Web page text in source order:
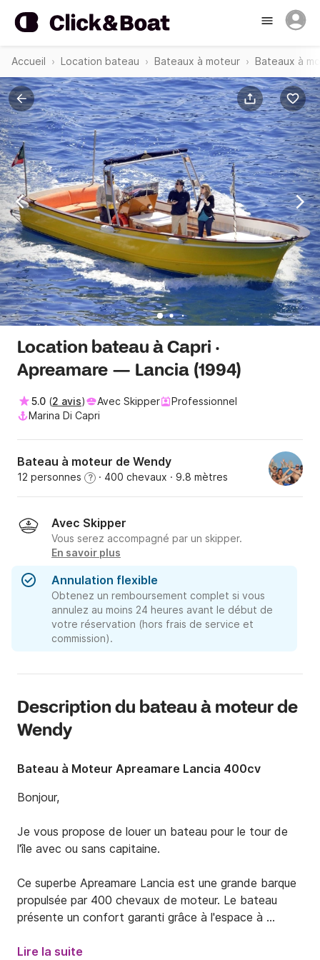
Accueil Location bateau Bateaux à moteur Bateaux à
Location bateau à Capri ·
Apreamare — Lancia (1994)
5.0 (2 avis) Avec Skipper
Professionnel
Marina Di Capri
Bateau à moteur de Wendy
12 personnes ? · 400 chevaux · 9.8 mètres
Avec Skipper
Vous serez accompagné par un skipper.
En savoir plus
Annulation flexible
Obtenez un remboursement complet si vous
annulez au moins 24 heures avant le début de
votre réservation (hors frais de service et
commission).
Description du bateau à moteur de
Wendy
Bateau à Moteur Apreamare Lancia 400cv
Bonjour,
Je vous propose de louer un bateau pour le tour de
l'île avec ou sans capitaine.
Ce superbe Apreamare Lancia est une grande barque
propulsée par 400 chevaux de moteur. Le bateau
présente un confort garanti grâce à l'espace à
Un large bain de soleil avant, une banquette
Lire la suite